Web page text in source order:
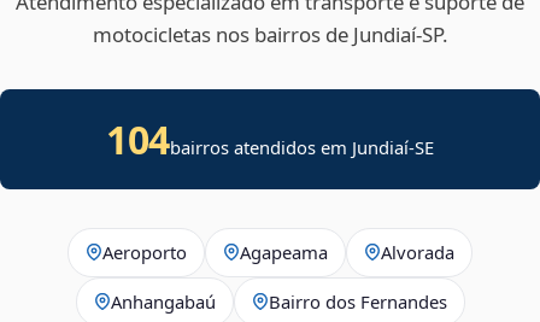
motocicletas nos bairros de Jundiaí‑SP.
104bairros atendidos em Jundiaí-SE
Aeroporto Agapeama Alvorada
Anhangabaú Bairro dos Fernandes